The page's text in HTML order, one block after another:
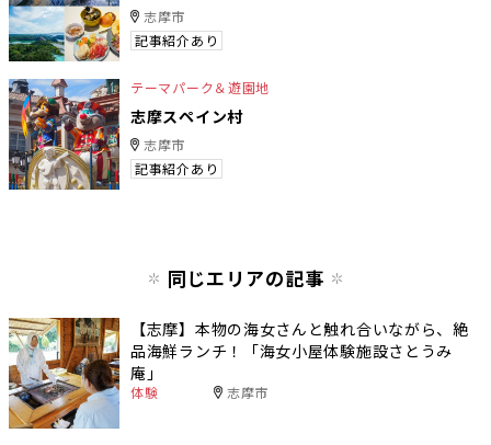
志摩市
記事紹介あり
テーマパーク＆遊園地
志摩スペイン村
志摩市
記事紹介あり
同じエリアの記事
【志摩】本物の海女さんと触れ合いながら、絶
品海鮮ランチ！「海女小屋体験施設さとうみ
庵」
体験 志摩市